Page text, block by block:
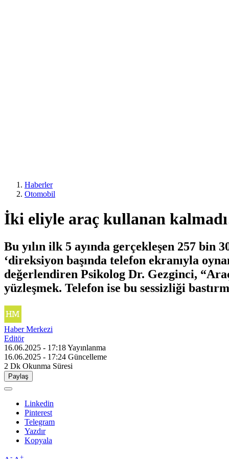
Haberler
Otomobil
İki eliyle araç kullanan
Bu yılın ilk 5 ayında gerçekleşen 257 bin
‘direksiyon başında telefon ekranıyla
değerlendiren Psikolog Dr. Gezginci,
yüzleşmek. Telefon ise bu sessizliği
Haber Merkezi
Editör
16.06.2025 - 17:18Yayınlanma
16.06.2025 - 17:24 Güncelleme
2 Dk Okunma Süresi
Paylaş
Linkedin
Pinterest
Telegram
Yazdır
Kopyala
- +